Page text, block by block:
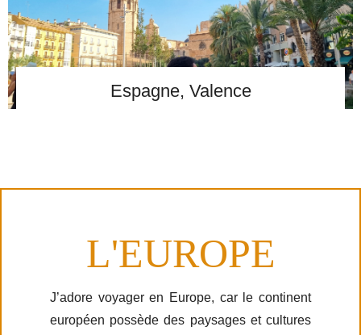
Espagne, Valence
L'EUROPE
J’adore voyager en Europe, car le continent
européen possède des paysages et cultures